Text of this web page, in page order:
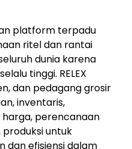
platform terpadu
ritel dan rantai
dunia karena
tinggi. RELEX
dan pedagang grosir
inventaris,
perencanaan
untuk
dan efisiensi dalam